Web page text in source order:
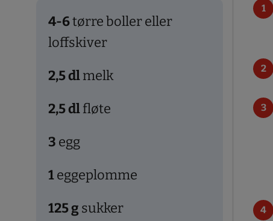
4-6tørre boller eller
loffskiver
2,5dlmelk
2,5dlfløte
3 egg
1eggeplomme
125g sukker